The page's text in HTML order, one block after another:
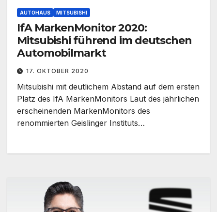
AUTOHAUS MITSUBISHI
IfA MarkenMonitor 2020:
Mitsubishi führend im deutschen
Automobilmarkt
17. OKTOBER 2020
Mitsubishi mit deutlichem Abstand auf dem ersten
Platz des IfA MarkenMonitors Laut des jährlichen
erscheinenden MarkenMonitors des
renommierten Geislinger Instituts…